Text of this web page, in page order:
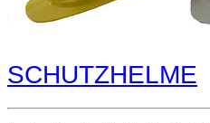
SCHUTZHELME